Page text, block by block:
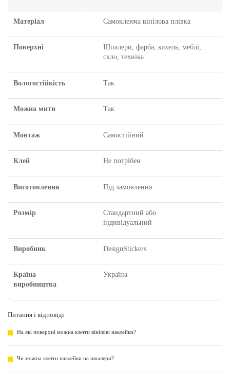
Матеріал Самоклеюча вінілова плівка
Поверхні
Шпалери, фарба, кахель, меблі,
скло, техніка
Вологостійкість Так
Можна мити Так
Монтаж Самостійний
Клей Не потрібен
Виготовлення Під замовлення
Розмір
Стандартний або
індивідуальний
Виробник DesignStickers
Країна
виробництва
Україна
Питання і відповіді
На які поверхні можна клеїти вінілові наклейки?
Чи можна клеїти наклейки на шпалери?